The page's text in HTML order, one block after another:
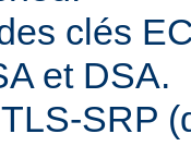
clés
et DSA.
SRP